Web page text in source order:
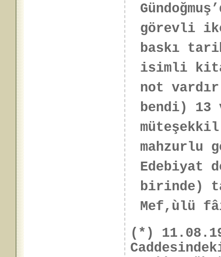
görevli
baskı
isimli
not
bendi) 13
mahzurlu
Edebiyat
birinde)
Mef,ùlü
(*)